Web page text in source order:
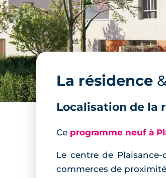
La résidence
Localisation de la
Ce programme neuf à
Le centre de
commerces de